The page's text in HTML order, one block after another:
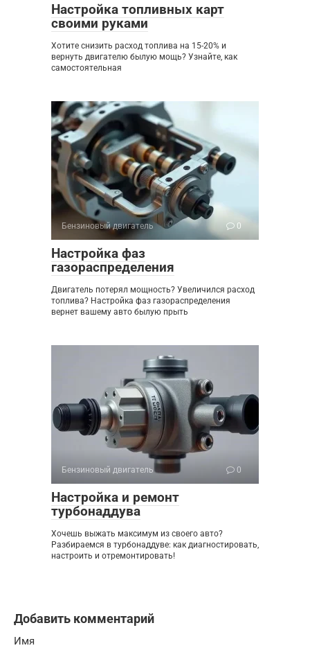
Настройка топливных карт
своими руками
Хотите снизить расход топлива на 15-20% и
вернуть двигателю былую мощь? Узнайте, как
самостоятельная
Бензиновый двигатель 0
Настройка фаз
газораспределения
Двигатель потерял мощность? Увеличился расход
топлива? Настройка фаз газораспределения
вернет вашему авто былую прыть
Бензиновый двигатель 0
Настройка и ремонт
турбонаддува
Хочешь выжать максимум из своего авто?
Разбираемся в турбонаддуве: как диагностировать,
настроить и отремонтировать!
Добавить комментарий
Имя